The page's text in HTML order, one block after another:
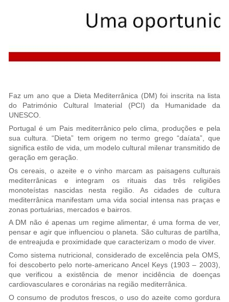
Faz um ano que a Dieta Mediterrânica (DM) foi inscrita na lista
do Património Cultural Imaterial (PCI) da Humanidade da
UNESCO.
Portugal é um Pais mediterrânico pelo clima, produções e pela
sua cultura. “Dieta” tem origem no termo grego “daíata”, que
significa estilo de vida, um modelo cultural milenar transmitido de
geração em geração.
Os cereais, o azeite e o vinho marcam as paisagens culturais
mediterrânicas e integram os rituais das três religiões
monoteístas nascidas nesta região. As cidades de cultura
mediterrânica manifestam uma vida social intensa nas praças e
zonas portuárias, mercados e bairros.
A DM não é apenas um regime alimentar, é uma forma de ver,
pensar e agir que influenciou o planeta. São culturas de partilha,
de entreajuda e proximidade que caracterizam o modo de viver.
Como sistema nutricional, considerado de excelência pela OMS,
foi descoberto pelo norte-americano Ancel Keys (1903 – 2003),
que verificou a existência de menor incidência de doenças
cardiovasculares e coronárias na região mediterrânica.
O consumo de produtos frescos, o uso do azeite como gordura